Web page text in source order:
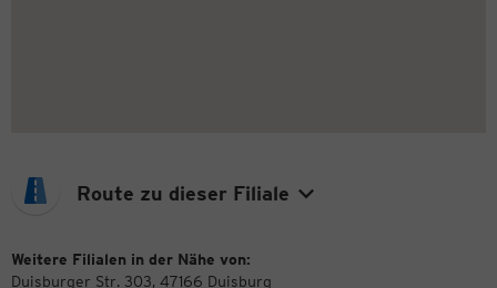
Route zu dieser Filiale
Weitere Filialen in der Nähe von:
Duisburger Str. 303, 47166 Duisburg